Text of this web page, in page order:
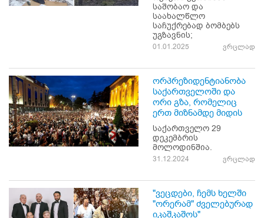
საშობაო და
საახალწლო
საჩუქრებად ბომბებს
უგზავნის;
01.01.2025 ვრცლად
ორპრეზიდენტიანობა
საქართველოში და
ორი გზა, რომელიც
ერთ მიზნამდე მიდის
საქართველო 29
დეკემბრის
მოლოდინშია.
31.12.2024 ვრცლად
"ვეცდები, ჩემს ხელში
"ორერამ" ძველებურად
იკაშკაშოს"